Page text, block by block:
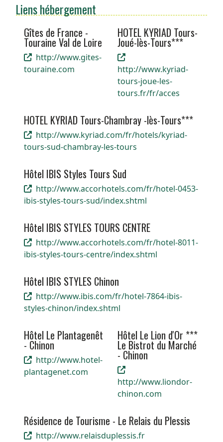
Liens hébergement
Gîtes de France -
Touraine Val de Loire
http://www.gites-
touraine.com
HOTEL KYRIAD Tours-
Joué-lès-Tours***
http://www.kyriad-
tours-joue-les-
tours.fr/fr/acces
HOTEL KYRIAD Tours-Chambray -lès-Tours***
http://www.kyriad.com/fr/hotels/kyriad-
tours-sud-chambray-les-tours
Hôtel IBIS Styles Tours Sud
http://www.accorhotels.com/fr/hotel-0453-
ibis-styles-tours-sud/index.shtml
Hôtel IBIS STYLES TOURS CENTRE
http://www.accorhotels.com/fr/hotel-8011-
ibis-styles-tours-centre/index.shtml
Hôtel IBIS STYLES Chinon
http://www.ibis.com/fr/hotel-7864-ibis-
styles-chinon/index.shtml
Hôtel Le Plantagenêt
- Chinon
http://www.hotel-
plantagenet.com
Hôtel Le Lion d'Or ***
Le Bistrot du Marché
- Chinon
http://www.liondor-
chinon.com
Résidence de Tourisme - Le Relais du Plessis
http://www.relaisduplessis.fr